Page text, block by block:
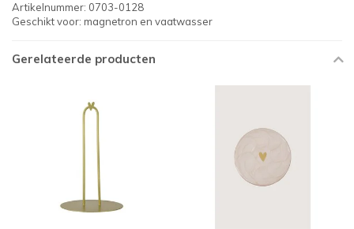
Artikelnummer: 0703-0128
Geschikt voor: magnetron en vaatwasser
Gerelateerde producten